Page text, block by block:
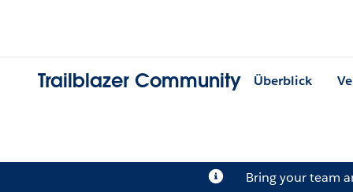
Trailblazer Community Überblick
Bring your team